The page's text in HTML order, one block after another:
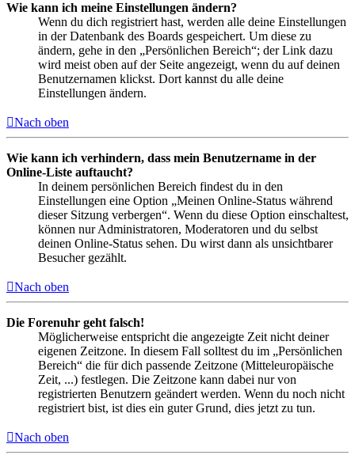
Wie kann ich meine Einstellungen ändern?
Wenn du dich registriert hast, werden alle deine Einstellungen
in der Datenbank des Boards gespeichert. Um diese zu
ändern, gehe in den „Persönlichen Bereich“; der Link dazu
wird meist oben auf der Seite angezeigt, wenn du auf deinen
Benutzernamen klickst. Dort kannst du alle deine
Einstellungen ändern.
Nach oben
Wie kann ich verhindern, dass mein Benutzername in der
Online-Liste auftaucht?
In deinem persönlichen Bereich findest du in den
Einstellungen eine Option „Meinen Online-Status während
dieser Sitzung verbergen“. Wenn du diese Option einschaltest,
können nur Administratoren, Moderatoren und du selbst
deinen Online-Status sehen. Du wirst dann als unsichtbarer
Besucher gezählt.
Nach oben
Die Forenuhr geht falsch!
Möglicherweise entspricht die angezeigte Zeit nicht deiner
eigenen Zeitzone. In diesem Fall solltest du im „Persönlichen
Bereich“ die für dich passende Zeitzone (Mitteleuropäische
Zeit, ...) festlegen. Die Zeitzone kann dabei nur von
registrierten Benutzern geändert werden. Wenn du noch nicht
registriert bist, ist dies ein guter Grund, dies jetzt zu tun.
Nach oben